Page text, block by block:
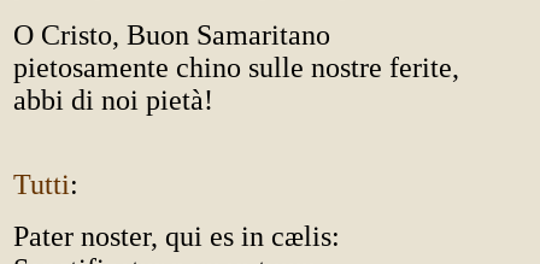
O Cristo, Buon Samaritano
pietosamente chino sulle nostre ferite,
abbi di noi pietà!
Tutti:
Pater noster, qui es in cælis: